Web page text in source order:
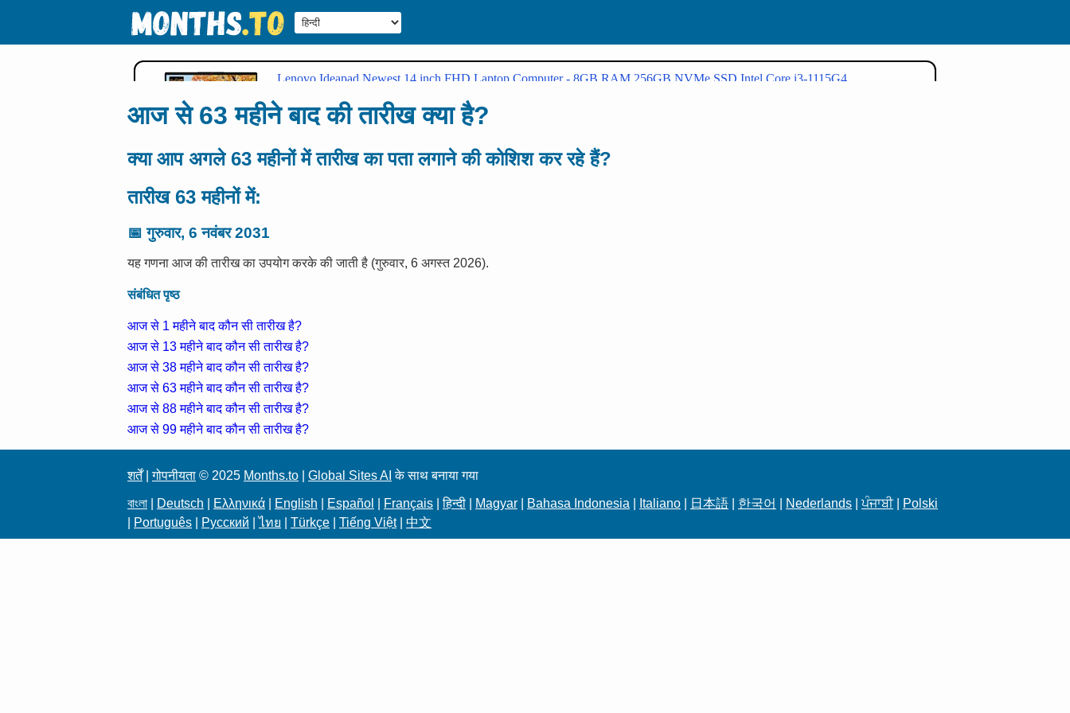
आज से 63 महीने बाद की तारीख क्या है?
क्या आप अगले 63 महीनों में तारीख का पता लगाने की कोशिश कर रहे हैं?
तारीख 63 महीनों में:
📅 गुरुवार, 6 नवंबर 2031
यह गणना आज की तारीख का उपयोग करके की जाती है (गुरुवार, 6 अगस्त 2026).
संबंधित पृष्ठ
आज से 1 महीने बाद कौन सी तारीख है?
आज से 13 महीने बाद कौन सी तारीख है?
आज से 38 महीने बाद कौन सी तारीख है?
आज से 63 महीने बाद कौन सी तारीख है?
आज से 88 महीने बाद कौन सी तारीख है?
आज से 99 महीने बाद कौन सी तारीख है?
शर्तें|गोपनीयता © 2025 Months.to Global Sites AI के साथ बनाया गया
বাংলা Deutsch Ελληνικά English Español Français |हिन्दी Magyar Bahasa Indonesia Italiano 日本語 한국어 Nederlands |ਪੰਜਾਬੀ|
Polski
Português Русский |ไทย Türkçe Tiếng Việt| 中文